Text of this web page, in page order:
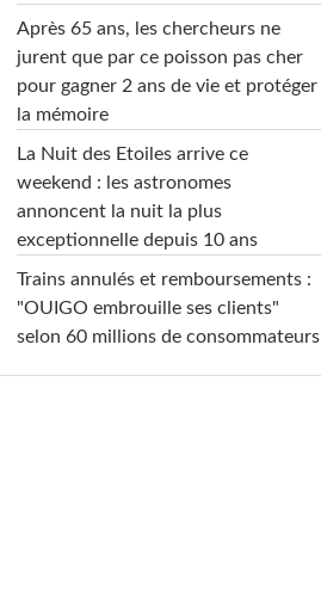
Après 65 ans, les chercheurs ne
jurent que par ce poisson pas cher
pour gagner 2 ans de vie et protéger
la mémoire
La Nuit des Etoiles arrive ce
weekend : les astronomes
annoncent la nuit la plus
exceptionnelle depuis 10 ans
Trains annulés et remboursements :
"OUIGO embrouille ses clients"
selon 60 millions de consommateurs